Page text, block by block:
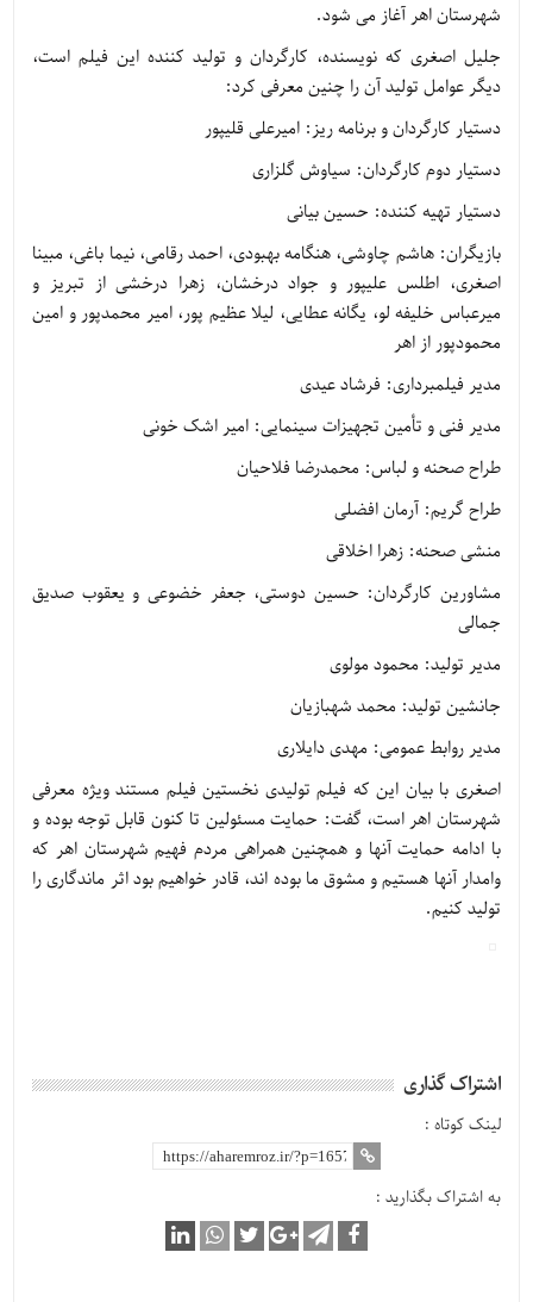
شهرستان اهر آغاز می شود.
جلیل اصغری که نویسنده، کارگردان و تولید کننده این فیلم است،
دیگر عوامل تولید آن را چنین معرفی کرد:
دستیار کارگردان و برنامه ریز: امیرعلی قلیپور
دستیار دوم کارگردان: سیاوش گلزاری
دستیار تهیه کننده: حسین بیانی
بازیگران: هاشم چاوشی، هنگامه بهبودی، احمد رقامی، نیما باغی، مبینا
اصغری، اطلس علیپور و جواد درخشان، زهرا درخشی از تبریز و
میرعباس خلیفه لو، یگانه عطایی، لیلا عظیم پور، امیر محمدپور و امین
محمودپور از اهر
مدیر فیلمبرداری: فرشاد عیدی
مدیر فنی و تأمین تجهیزات سینمایی: امیر اشک خونی
طراح صحنه و لباس: محمدرضا فلاحیان
طراح گریم: آرمان افضلی
منشی صحنه: زهرا اخلاقی
مشاورین کارگردان: حسین دوستی، جعفر خضوعی و یعقوب صدیق
جمالی
مدیر تولید: محمود مولوی
جانشین تولید: محمد شهبازیان
مدیر روابط عمومی: مهدی دایلاری
اصغری با بیان این که فیلم تولیدی نخستین فیلم مستند ویژه معرفی
شهرستان اهر است، گفت: حمایت مسئولین تا کنون قابل توجه بوده و
با ادامه حمایت آنها و همچنین همراهی مردم فهیم شهرستان اهر که
وامدار آنها هستیم و مشوق ما بوده اند، قادر خواهیم بود اثر ماندگاری را
تولید کنیم.
اشتراک گذاری
لینک کوتاه :
به اشتراک بگذارید :